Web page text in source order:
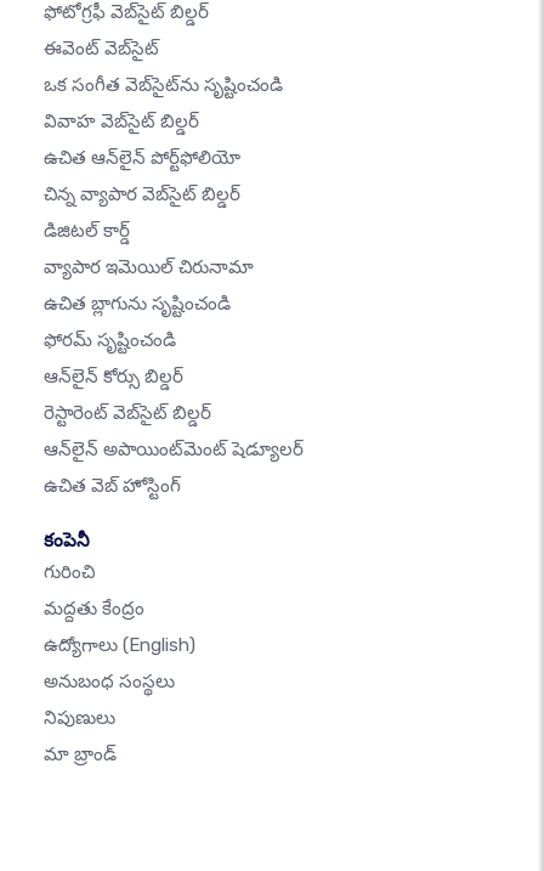
ఫోటోగ్రఫీ వెబ్‌సైట్ బిల్డర్
ఈవెంట్ వెబ్‌సైట్
ఒక సంగీత వెబ్‌సైట్‌ను సృష్టించండి
వివాహ వెబ్‌సైట్ బిల్డర్
ఉచిత ఆన్‌లైన్ పోర్ట్‌ఫోలియో
చిన్న వ్యాపార వెబ్‌సైట్ బిల్డర్
డిజిటల్ కార్డ్
వ్యాపార ఇమెయిల్ చిరునామా
ఉచిత బ్లాగును సృష్టించండి
ఫోరమ్ సృష్టించండి
ఆన్‌లైన్ కోర్సు బిల్డర్
రెస్టారెంట్ వెబ్‌సైట్ బిల్డర్
ఆన్‌లైన్ అపాయింట్‌మెంట్ షెడ్యూలర్
ఉచిత వెబ్ హోస్టింగ్
కంపెనీ
గురించి
మద్దతు కేంద్రం
ఉద్యోగాలు (English)
అనుబంధ సంస్థలు
నిపుణులు
మా బ్రాండ్